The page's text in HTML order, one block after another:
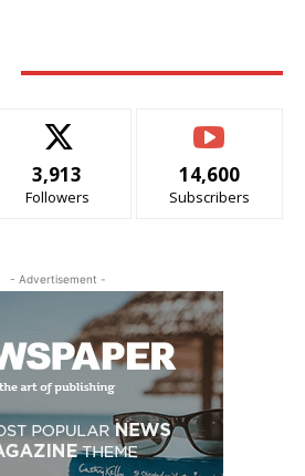
3,913
Followers
14,600
Subscribers
- Advertisement -